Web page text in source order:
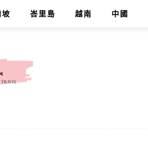
峇里島 越南 中國